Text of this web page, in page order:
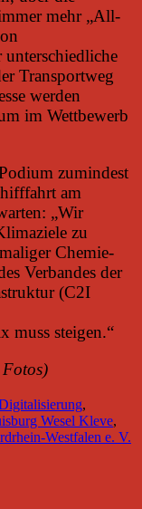
mehr „All-
unterschiedliche
Transportweg
werden
im Wettbewerb
zumindest
am
„Wir
zu
Chemie-
Verbandes der
(C2I
muss steigen.“
,
Wesel Kleve,
Westfalen e. V.